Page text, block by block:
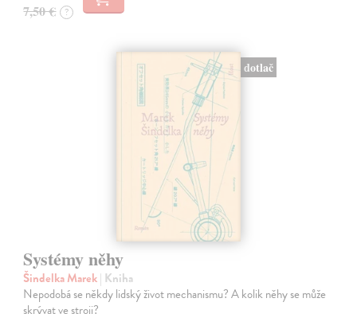
7,50 € ?
dotlač
Systémy něhy
Šindelka Marek| Kniha
Nepodobá se někdy lidský život mechanismu? A kolik něhy se může
skrývat ve stroji?